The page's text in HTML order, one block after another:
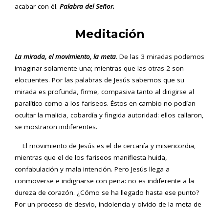
acabar con él. Palabra del Señor.
Meditación
La mirada, el movimiento, la meta. De las 3 miradas podemos
imaginar solamente una; mientras que las otras 2 son
elocuentes. Por las palabras de Jesús sabemos que su
mirada es profunda, firme, compasiva tanto al dirigirse al
paralítico como a los fariseos. Éstos en cambio no podían
ocultar la malicia, cobardía y fingida autoridad: ellos callaron,
se mostraron indiferentes.
El movimiento de Jesús es el de cercanía y misericordia,
mientras que el de los fariseos manifiesta huida,
confabulación y mala intención. Pero Jesús llega a
conmoverse e indignarse con pena: no es indiferente a la
dureza de corazón. ¿Cómo se ha llegado hasta ese punto?
Por un proceso de desvío, indolencia y olvido de la meta de